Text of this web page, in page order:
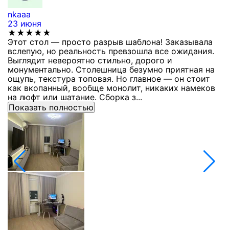
nkaaa
23 июня
★★★★★
Этот стол — просто разрыв шаблона! Заказывала
вслепую, но реальность превзошла все ожидания.
Выглядит невероятно стильно, дорого и
монументально. Столешница безумно приятная на
ощупь, текстура топовая. Но главное — он стоит
как вкопанный, вообще монолит, никаких намеков
на люфт или шатание. Сборка з...
Показать полностью